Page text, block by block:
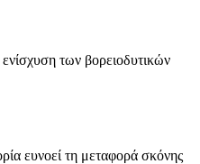
των βορειοδυτικών
ευνοεί τη μεταφορά σκόνης